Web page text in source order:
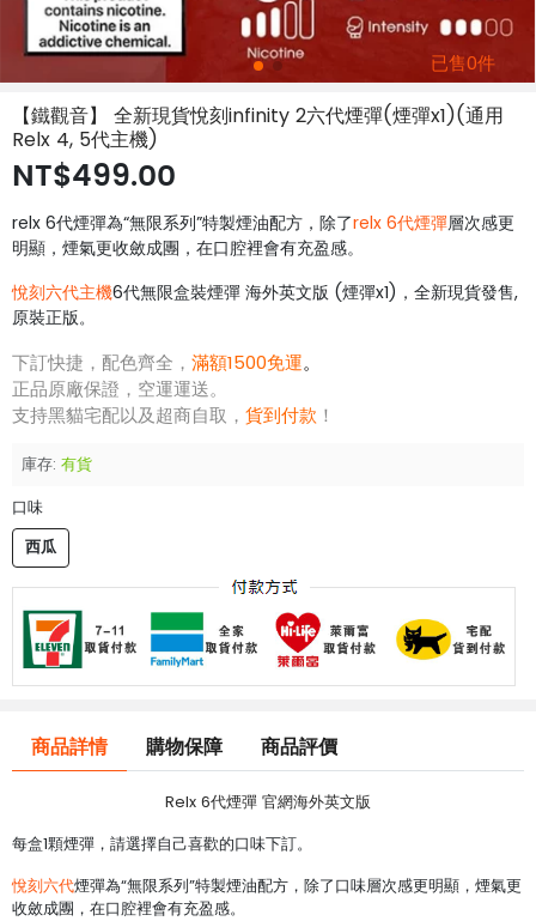
已售0件
【鐵觀音】 全新現貨悅刻infinity 2六代煙彈(煙彈x1)(通用
Relx 4, 5代主機)
NT$499.00
relx 6代煙彈為“無限系列”特製煙油配方，除了relx 6代煙彈層次感更
明顯，煙氣更收斂成團，在口腔裡會有充盈感。
悅刻六代主機6代無限盒裝煙彈 海外英文版 (煙彈x1)，全新現貨發售,
原裝正版。
下訂快捷，配色齊全， 滿額1500免運。
正品原廠保證，空運運送。
支持黑貓宅配以及超商自取， 貨到付款 ！
庫存: 有貨
口味
西瓜
商品詳情 購物保障 商品評價
Relx 6代煙彈 官網海外英文版
每盒1顆煙彈，請選擇自己喜歡的口味下訂。
悅刻六代煙彈為“無限系列”特製煙油配方，除了口味層次感更明顯，煙氣更
收斂成團，在口腔裡會有充盈感。